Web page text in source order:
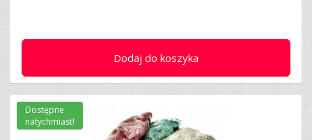
Dodaj do koszyka
Dostępne
natychmiast!